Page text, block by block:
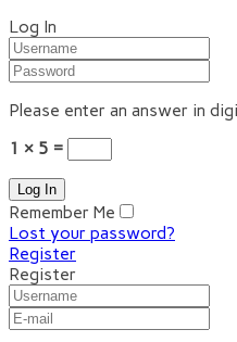
Log In
Please enter an answer in
1 × 5 =
Remember Me
Lost your password?
Register
Register